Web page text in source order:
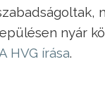
nyár
HVG írása.